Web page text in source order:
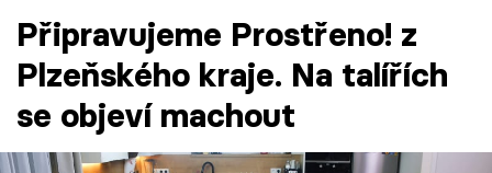
Témata
Připravujeme Prostřeno! z
Plzeňského kraje. Na talířích
se objeví machout